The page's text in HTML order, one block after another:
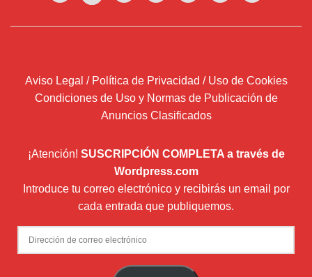
Aviso Legal / Política de Privacidad / Uso de Cookies
Condiciones de Uso y Normas de Publicación de
Anuncios Clasificados
¡Atención! SUSCRIPCIÓN COMPLETA a través de
Wordpress.com
Introduce tu correo electrónico y recibirás un email por
cada entrada que publiquemos.
Dirección
de